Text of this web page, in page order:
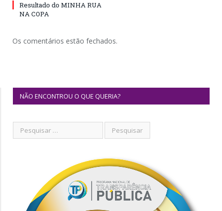
Resultado do MINHA RUA
NA COPA
Os comentários estão fechados.
NÃO ENCONTROU O QUE QUERIA?